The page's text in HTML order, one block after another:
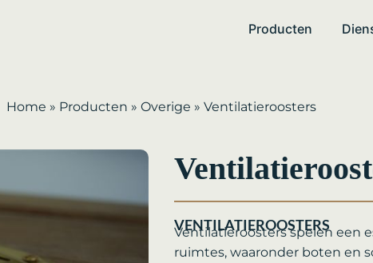
Producten
Home » Producten » Overige » Ventilatieroosters
VENTILATIEROOSTERS
Ventilatieroosters spelen een
ruimtes, waaronder boten en